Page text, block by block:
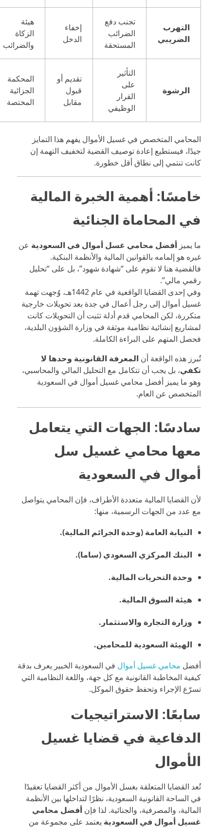
التهرب
الضريبي
تجنب دفع
الضرائب
المستحقة
إخفاء
الدخل
هيئة
الزكاة
والضرائب
الرشوة
التأثير
على
القرار
الوظيفي
تقديم أو
قبول
مقابل
المحكمة
الجزائية
المختصة
المحامي المتخصص في غسيل الأموال يفهم هذا التمايز
جيدًا، فيستطيع إعادة توصيف القضية لتخفيف التهمة إن
كانت تنتمي إلى نطاق أقل خطورة.
خامسًا: أهمية الخبرة المالية
في المحاماة الجنائية
ما يميز أفضل محامي غسل أموال في السعودية عن
غيره هو إلمامه بالقوانين المالية والأنظمة البنكية.
فالقضية هنا لا تقوم على “شهادة شهود”، بل على “تحليل
رقمي مالي”.
وفي إحدى القضايا الواقعية في عام 1442هـ، وُجهت تهمة
غسيل أموال إلى رجل أعمال في جدة بعد تحويلات خارجية
متكررة، لكن المحامي قدم أدلة تثبت أن التحويلات كانت
لمشاريع إنشائية نظامية موثقة في وزارة الشؤون البلدية،
فحصل المتهم على البراءة الكاملة.
تُبرز هذه الواقعة أن المعرفة القانونية وحدها لا
تكفي، بل يجب أن تتكامل مع التحليل المالي والمحاسبي،
وهو ما يميز أفضل محامي غسيل أموال في السعودية
المتخصص عن العام.
سادسًا: الجهات التي يتعامل
معها محامي غسيل سل
أموال في السعودية
لأن القضايا المالية متعددة الأطراف، فإن المحامي يتواصل
مع عدد من الجهات الرسمية، منها:
النيابة العامة (وحدة الجرائم المالية).
البنك المركزي السعودي (ساما).
وحدة التحريات المالية.
هيئة السوق المالية.
وزارة التجارة والاستثمار.
الهيئة السعودية للمحامين.
أفضل محامي غسيل أموال في السعودية الخبير يعرف بدقة
كيفية المخاطبة القانونية مع كل جهة، واللغة النظامية التي
تسرّع الإجراء وتحفظ حقوق الموكل.
سابعًا: الاستراتيجيات
الدفاعية في قضايا غسيل
الأموال
تُعد القضايا المتعلقة بغسل الأموال من أكثر القضايا تعقيدًا
في الساحة القانونية السعودية، نظرًا لتداخلها بين الأنظمة
المالية، والمصرفية، والجنائية. لذا فإن أفضل محامي
غسيل أموال في السعودية يعتمد على مجموعة من